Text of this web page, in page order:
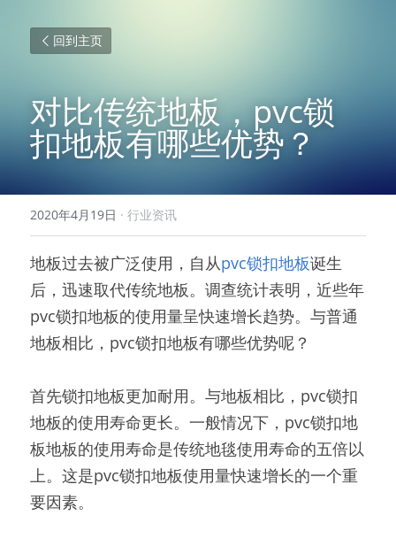
回到主页
对比传统地板，pvc锁
扣地板有哪些优势？
2020年4月19日 · 行业资讯
地板过去被广泛使用，自从pvc锁扣地板诞生
后，迅速取代传统地板。调查统计表明，近些年
pvc锁扣地板的使用量呈快速增长趋势。与普通
地板相比，pvc锁扣地板有哪些优势呢？
首先锁扣地板更加耐用。与地板相比，pvc锁扣
地板的使用寿命更长。一般情况下，pvc锁扣地
板地板的使用寿命是传统地毯使用寿命的五倍以
上。这是pvc锁扣地板使用量快速增长的一个重
要因素。